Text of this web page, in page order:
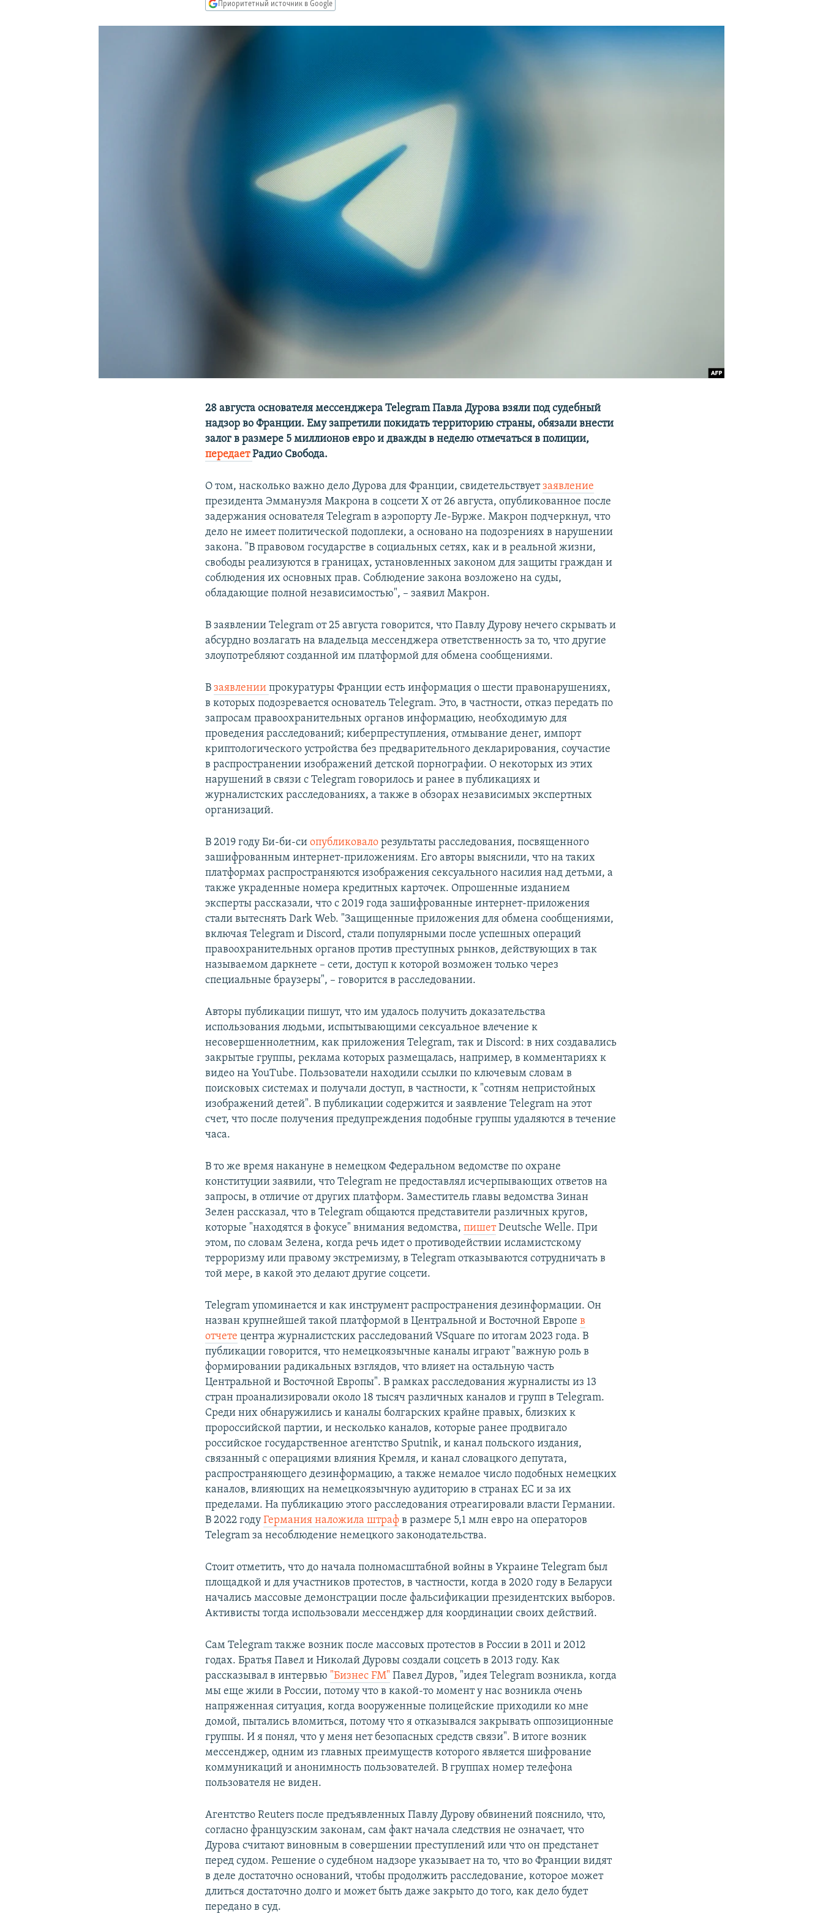
ПОДПИШИТЕСЬ НА РАССЫЛКУ
Приоритетный источник в Google
28 августа основателя мессенджера Telegram Павла Дурова взяли под судебный
надзор во Франции. Eму запретили покидать территорию страны, обязали внести
залог в размере 5 миллионов евро и дважды в неделю отмечаться в полиции,
передаетРадио Свобода.
О том, насколько важно дело Дурова для Франции, свидетельствуетзаявление
президента Эммануэля Макрона в соцсети Х от 26 августа, опубликованное после
задержания основателя Telegram в аэропорту Ле-Бурже. Макрон подчеркнул, что
дело не имеет политической подоплеки, а основано на подозрениях в нарушении
закона. "В правовом государстве в социальных сетях, как и в реальной жизни,
свободы реализуются в границах, установленных законом для защиты граждан и
соблюдения их основных прав. Соблюдение закона возложено на суды,
обладающие полной независимостью", – заявил Макрон.
В заявлении Telegram от 25 августа говорится, что Павлу Дурову нечего скрывать и
абсурдно возлагать на владельца мессенджера ответственность за то, что другие
злоупотребляют созданной им платформой для обмена сообщениями.
Взаявлениипрокуратуры Франции есть информация о шести правонарушениях,
в которых подозревается основатель Telegram. Это, в частности, отказ передать по
запросам правоохранительных органов информацию, необходимую для
проведения расследований; киберпреступления, отмывание денег, импорт
криптологического устройства без предварительного декларирования, соучастие
в распространении изображений детской порнографии. О некоторых из этих
нарушений в связи с Telegram говорилось и ранее в публикациях и
журналистских расследованиях, а также в обзорах независимых экспертных
организаций.
В 2019 году Би-би-cиопубликовало результаты расследования, посвященного
зашифрованным интернет-приложениям. Его авторы выяснили, что на таких
платформах распространяются изображения сексуального насилия над детьми, а
также украденные номера кредитных карточек. Опрошенные изданием
эксперты рассказали, что с 2019 года зашифрованные интернет-приложения
стали вытеснять Dark Web. "Защищенные приложения для обмена сообщениями,
включая Telegram и Discord, стали популярными после успешных операций
правоохранительных органов против преступных рынков, действующих в так
называемом даркнете – сети, доступ к которой возможен только через
специальные браузеры", – говорится в расследовании.
Авторы публикации пишут, что им удалось получить доказательства
использования людьми, испытывающими сексуальное влечение к
несовершеннолетним, как приложения Telegram, так и Discord: в них создавались
закрытые группы, реклама которых размещалась, например, в комментариях к
видео на YouТube. Пользователи находили ссылки по ключевым словам в
поисковых системах и получали доступ, в частности, к "сотням непристойных
изображений детей". В публикации содержится и заявление Telegram на этот
счет, что после получения предупреждения подобные группы удаляются в течение
часа.
В то же время накануне в немецком Федеральном ведомстве по охране
конституции заявили, что Telegram не предоставлял исчерпывающих ответов на
запросы, в отличие от других платформ. Заместитель главы ведомства Зинан
Зелен рассказал, что в Telegram общаются представители различных кругов,
которые "находятся в фокусе" внимания ведомства,пишетDeutsche Welle. При
этом, по словам Зелена, когда речь идет о противодействии исламистскому
терроризму или правому экстремизму, в Telegram отказываются сотрудничать в
той мере, в какой это делают другие соцсети.
Telegram упоминается и как инструмент распространения дезинформации. Он
назван крупнейшей такой платформой в Центральной и Восточной Европев
отчете центра журналистских расследований VSquare по итогам 2023 года. В
публикации говорится, что немецкоязычные каналы играют "важную роль в
формировании радикальных взглядов, что влияет на остальную часть
Центральной и Восточной Европы". В рамках расследования журналисты из 13
стран проанализировали около 18 тысяч различных каналов и групп в Telegram.
Среди них обнаружились и каналы болгарских крайне правых, близких к
пророссийской партии, и несколько каналов, которые ранее продвигало
российское государственное агентство Sputnik, и канал польского издания,
связанный с операциями влияния Кремля, и канал словацкого депутата,
распространяющего дезинформацию, а также немалое число подобных немецких
каналов, влияющих на немецкоязычную аудиторию в странах ЕС и за их
пределами. На публикацию этого расследования отреагировали власти Германии.
В 2022 годуГермания наложила штраф в размере 5,1 млн евро на операторов
Telegram за несоблюдение немецкого законодательства.
Стоит отметить, что до начала полномасштабной войны в Украине Telegram был
площадкой и для участников протестов, в частности, когда в 2020 году в Беларуси
начались массовые демонстрации после фальсификации президентских выборов.
Активисты тогда использовали мессенджер для координации своих действий.
Сам Telegram также возник после массовых протестов в России в 2011 и 2012
годах. Братья Павел и Николай Дуровы создали соцсеть в 2013 году. Как
рассказывал в интервью "Бизнес FM" Павел Дуров, "идея Telegram возникла, когда
мы еще жили в России, потому что в какой-то момент у нас возникла очень
напряженная ситуация, когда вооруженные полицейские приходили ко мне
домой, пытались вломиться, потому что я отказывался закрывать оппозиционные
группы. И я понял, что у меня нет безопасных средств связи". В итоге возник
мессенджер, одним из главных преимуществ которого является шифрование
коммуникаций и анонимность пользователей. В группах номер телефона
пользователя не виден.
Агентство Reuters после предъявленных Павлу Дурову обвинений пояснило, что,
согласно французским законам, сам факт начала следствия не означает, что
Дурова считают виновным в совершении преступлений или что он предстанет
перед судом. Решение о судебном надзоре указывает на то, что во Франции видят
в деле достаточно оснований, чтобы продолжить расследование, которое может
длиться достаточно долго и может быть даже закрыто до того, как дело будет
передано в суд.